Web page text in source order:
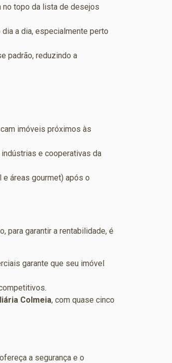
no topo da lista de desejos
a dia, especialmente perto
padrão, reduzindo a
imóveis próximos às
e cooperativas da
áreas gourmet) após o
para garantir a rentabilidade, é
garante que seu imóvel
Colmeia, com quase cinco
a segurança e o